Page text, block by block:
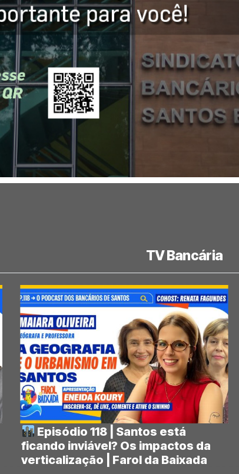
TV Bancária
Episódio 118 | Santos está
ficando inviável? Os impactos da
verticalização | Farol da Baixada